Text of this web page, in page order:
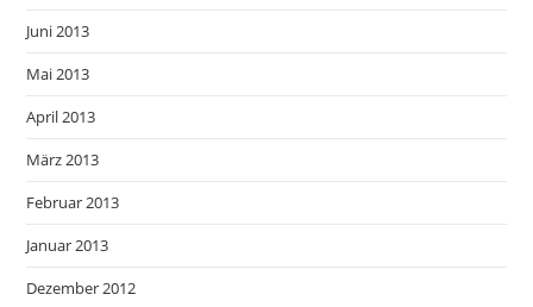
Juni 2013
Mai 2013
April 2013
März 2013
Februar 2013
Januar 2013
Dezember 2012